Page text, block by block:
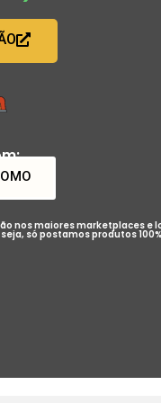
nos maiores marketplaces e
só postamos produtos 100%